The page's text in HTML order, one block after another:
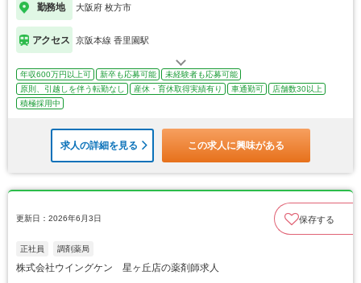
勤務地 大阪府 枚方市
アクセス 京阪本線 香里園駅
年収600万円以上可 新卒も応募可能
未経験者も応募可能
原則、引越しを伴う転勤なし
産休・育休取得実績有り 車通勤可
店舗数30以上
積極採用中
求人の詳細を見る この求人に興味がある
更新日：2026年6月3日 保存する
正社員 調剤薬局
株式会社ウイングケン 星ヶ丘店の薬剤師求人